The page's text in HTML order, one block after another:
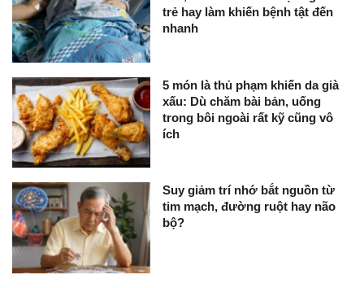
trẻ hay làm khiến bệnh tật đến
nhanh
5 món là thủ phạm khiến da già
xấu: Dù chăm bài bản, uống
trong bôi ngoài rất kỹ cũng vô
ích
Suy giảm trí nhớ bắt nguồn từ
tim mạch, đường ruột hay não
bộ?